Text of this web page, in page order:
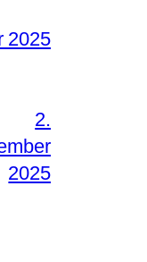
2025
2.
2025